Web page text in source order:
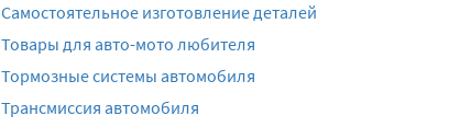
Самостоятельное изготовление деталей
Товары для авто-мото любителя
Тормозные системы автомобиля
Трансмиссия автомобиля